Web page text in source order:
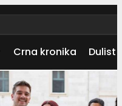
Crna kronika Dulist